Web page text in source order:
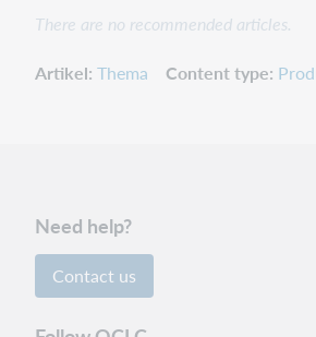
There are no recommended articles.
Artikel Thema Content type
Need help?
Contact us